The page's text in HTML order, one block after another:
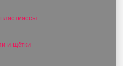
и щётки